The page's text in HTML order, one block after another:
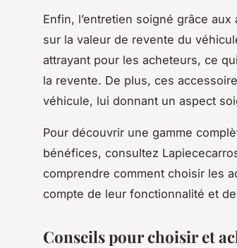
Enfin, l’entretien soigné grâce
sur la valeur de revente du
attrayant pour les acheteurs, ce
la revente. De plus, ces
véhicule, lui donnant un aspect
Pour découvrir une gamme
bénéfices, consultez
comprendre comment choisir les
compte de leur fonctionnalité et
Conseils pour choisir et